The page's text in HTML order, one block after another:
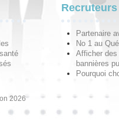
Recruteurs
Partenaire
No 1 au
Afficher des
bannières
Pourquoi
2026